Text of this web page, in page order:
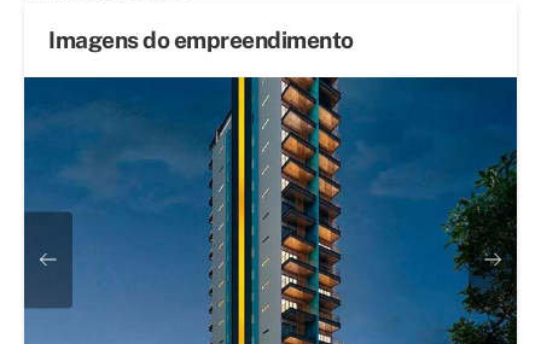
Imagens do empreendimento